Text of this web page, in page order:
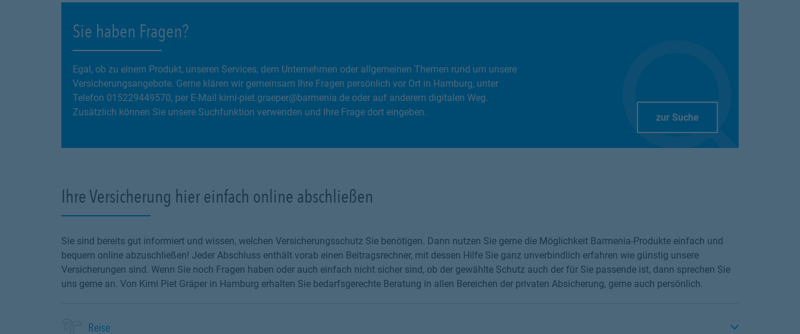
Sie haben Fragen?
Egal, ob zu einem Produkt, unseren Services, dem Unternehmen oder allgemeinen Themen rund um unsere
Versicherungsangebote. Gerne klären wir gemeinsam Ihre Fragen persönlich vor Ort in Hamburg, unter
Telefon 015229449570, per E-Mail kimi-piet.graeper@barmenia.de oder auf anderem digitalen Weg.
Zusätzlich können Sie unsere Suchfunktion verwenden und Ihre Frage dort eingeben.
zur Suche
Ihre Versicherung hier einfach online abschließen
Sie sind bereits gut informiert und wissen, welchen Versicherungsschutz Sie benötigen. Dann nutzen Sie gerne die Möglichkeit Barmenia-Produkte einfach und
bequem online abzuschließen! Jeder Abschluss enthält vorab einen Beitragsrechner, mit dessen Hilfe Sie ganz unverbindlich erfahren wie günstig unsere
Versicherungen sind. Wenn Sie noch Fragen haben oder auch einfach nicht sicher sind, ob der gewählte Schutz auch der für Sie passende ist, dann sprechen Sie
uns gerne an. Von Kimi Piet Gräper in Hamburg erhalten Sie bedarfsgerechte Beratung in allen Bereichen der privaten Absicherung, gerne auch persönlich.
Reise